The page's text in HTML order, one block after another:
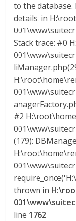
a
to the
details. in
Stack trace: #0
#2
(179):
thrown in
line 1762